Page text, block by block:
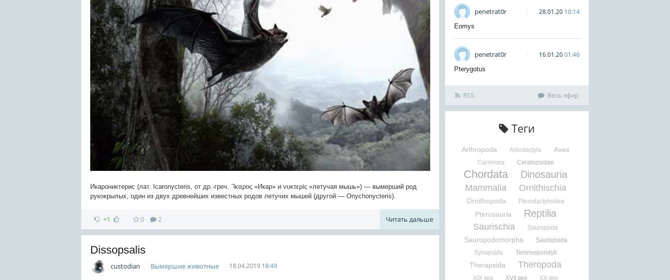
Икарониктерис (лат. Icaronycteris, от др.-греч. Ἴκαρος «Икар» и νυκτερίς «летучая мышь») — вымерший род
рукокрылых, один из двух древнейших известных родов летучих мышей (другой — Onychonycteris).
+1 0 2 Читать дальше
Dissopsalis
custodian Вымершие животные 18.04.2019 18:49
penetrat0r 28.01.20 10:14
Eomys
penetrat0r 16.01.2001:46
Pterygotus
RSS Весь эфир
Теги
Arthropoda Artiodactyla Aves
Carnivora Ceratopsidae
Chordata Dinosauria
Mammalia Ornithischia
Ornithopoda Pterodactyloidea
Pterosauria Reptilia
Saurischia Sauropoda
Sauropodomorpha
Sauropsida
Synapsida
Temnospondyli
Therapsida Theropoda
XIX век XVII век XX век